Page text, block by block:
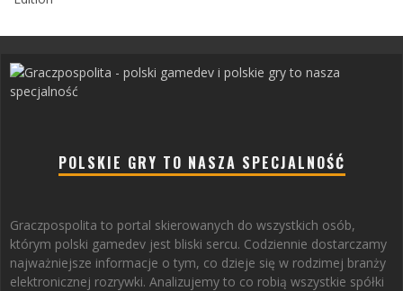
POLSKIE GRY TO NASZA SPECJALNOŚĆ
Graczpospolita to portal skierowanych do wszystkich osób,
którym polski gamedev jest bliski sercu. Codziennie dostarczamy
najważniejsze informacje o tym, co dzieje się w rodzimej branży
elektronicznej rozrywki. Analizujemy to co robią wszystkie spółki